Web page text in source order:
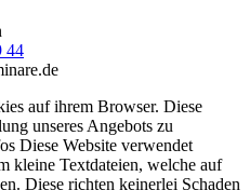
44
auf ihrem Browser. Diese
unseres Angebots zu
Diese Website verwendet
kleine Textdateien, welche auf
Diese richten keinerlei Schaden